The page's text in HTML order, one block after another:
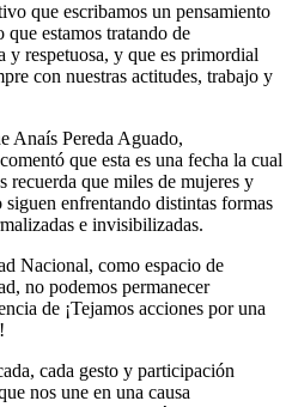
que escribamos un pensamiento
estamos tratando de
y respetuosa, y que es primordial
con nuestras actitudes, trabajo y
Anaís Pereda Aguado,
que esta es una fecha la cual
que miles de mujeres y
enfrentando distintas formas
e invisibilizadas.
Nacional, como espacio de
no podemos permanecer
de ¡Tejamos acciones por una
cada gesto y participación
nos une en una causa